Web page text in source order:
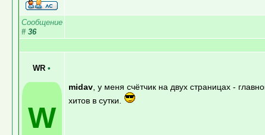
Сообщение
# 36
WR •
W
midav, у меня счётчик на двух страницах -
хитов в сутки.